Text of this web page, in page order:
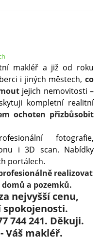
makléř a již od roku
i jiných městech, co
jejich nemovitosti –
kompletní realitní
ochoten přizbůsobit
fotografie,
i 3D scan. Nabídky
portálech.
realizovat
a pozemků.
nejvyšší cenu,
spokojenosti.
744 241. Děkuji.
Váš makléř.